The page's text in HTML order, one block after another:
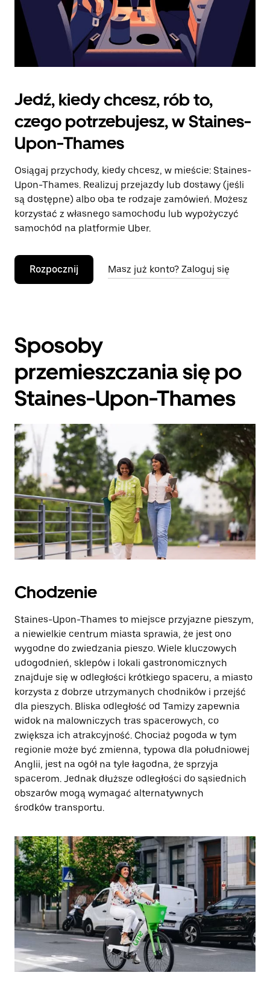
Jedź, kiedy chcesz, rób to,
czego potrzebujesz, w Staines-
Upon-Thames
Osiągaj przychody, kiedy chcesz, w mieście: Staines-
Upon-Thames. Realizuj przejazdy lub dostawy (jeśli
są dostępne) albo oba te rodzaje zamówień. Możesz
korzystać z własnego samochodu lub wypożyczyć
samochód na platformie Uber.
Rozpocznij Masz już konto? Zaloguj się
Sposoby
przemieszczania się po
Staines-Upon-Thames
Chodzenie
Staines-Upon-Thames to miejsce przyjazne pieszym,
a niewielkie centrum miasta sprawia, że jest ono
wygodne do zwiedzania pieszo. Wiele kluczowych
udogodnień, sklepów i lokali gastronomicznych
znajduje się w odległości krótkiego spaceru, a miasto
korzysta z dobrze utrzymanych chodników i przejść
dla pieszych. Bliska odległość od Tamizy zapewnia
widok na malowniczych tras spacerowych, co
zwiększa ich atrakcyjność. Chociaż pogoda w tym
regionie może być zmienna, typowa dla południowej
Anglii, jest na ogół na tyle łagodna, że sprzyja
spacerom. Jednak dłuższe odległości do sąsiednich
obszarów mogą wymagać alternatywnych
środków transportu.